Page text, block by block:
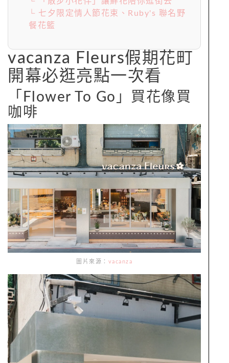
└ 七夕限定情人節花束、Ruby's 聯名野
餐花籃
vacanza Fleurs假期花町
開幕必逛亮點一次看
「Flower To Go」買花像買
咖啡
圖片來源： vacanza